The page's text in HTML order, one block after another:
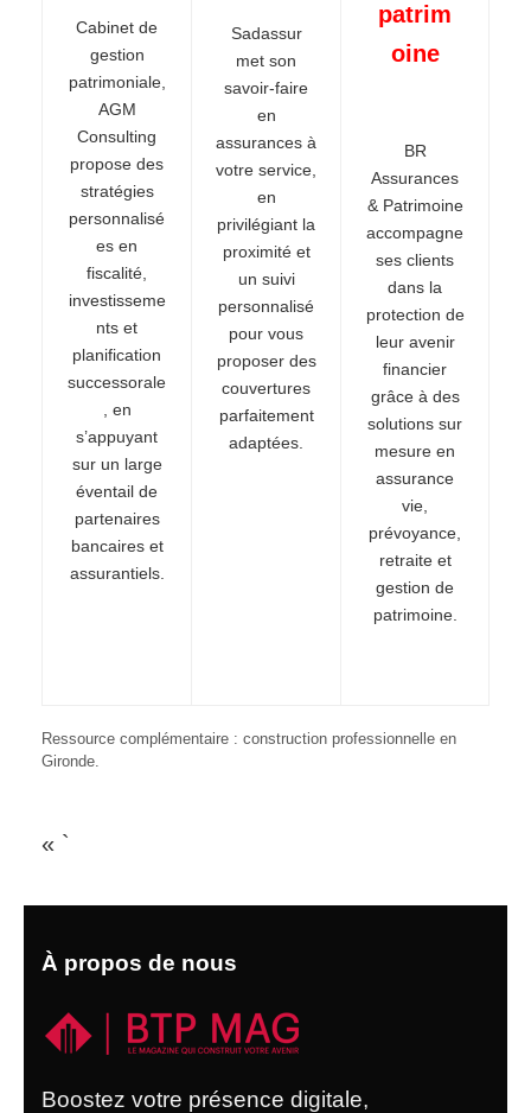
Cabinet de
gestion
patrimoniale,
AGM
Consulting
propose des
stratégies
personnalisé
es en
fiscalité,
investisseme
nts et
planification
successorale
, en
s’appuyant
sur un large
éventail de
partenaires
bancaires et
assurantiels.
Sadassur
met son
savoir-faire
en
assurances à
votre service,
en
privilégiant la
proximité et
un suivi
personnalisé
pour vous
proposer des
couvertures
parfaitement
adaptées.
patrim
oine
BR
Assurances
& Patrimoine
accompagne
ses clients
dans la
protection de
leur avenir
financier
grâce à des
solutions sur
mesure en
assurance
vie,
prévoyance,
retraite et
gestion de
patrimoine.
Ressource complémentaire : construction professionnelle en
Gironde.
« `
À propos de nous
Boostez votre présence digitale,